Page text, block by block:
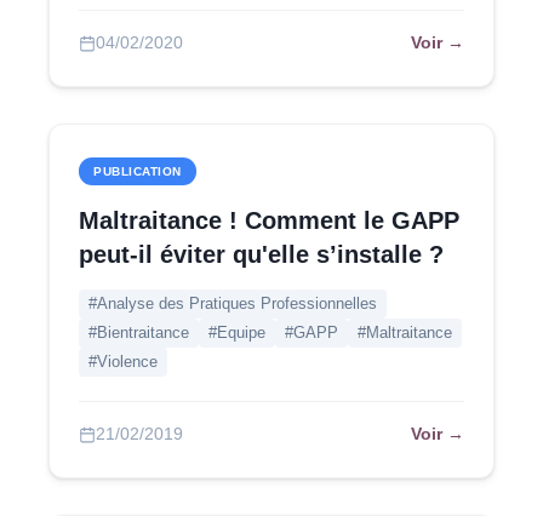
04/02/2020 Voir →
PUBLICATION
Maltraitance ! Comment le GAPP
peut-il éviter qu'elle s’installe ?
#Analyse des Pratiques Professionnelles
#Bientraitance
#Equipe #GAPP
#Maltraitance
#Violence
21/02/2019 Voir →